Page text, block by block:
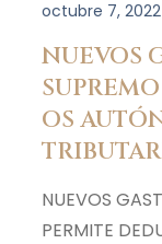
octubre 7, 2022
NUEVOS
OS
NUEVOS
PERMITE